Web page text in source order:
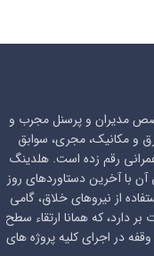
مدیران و پرسنل مجرب و
و مکانیک، مجری، سوابق
رقم زده است. هلدینگ
آن با آخرین دستاوردهای روز
از نیروهای خلاق، گامی
دارد، که همانا ارتقاء سطح
در اجرای کلیه پروژه های